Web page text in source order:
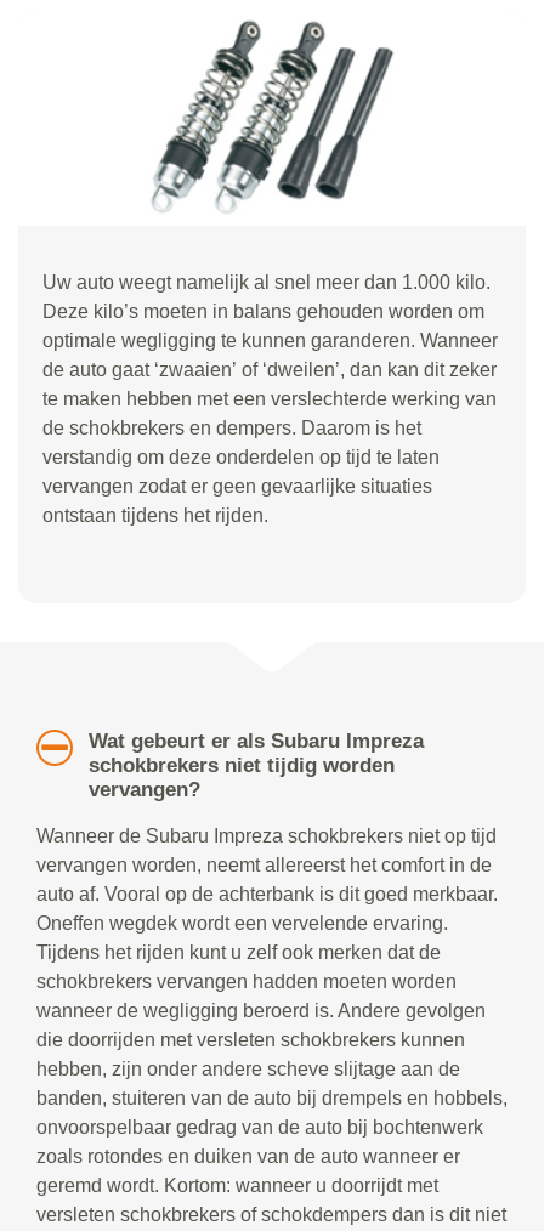
Uw auto weegt namelijk al snel meer dan 1.000 kilo.
Deze kilo’s moeten in balans gehouden worden om
optimale wegligging te kunnen garanderen. Wanneer
de auto gaat ‘zwaaien’ of ‘dweilen’, dan kan dit zeker
te maken hebben met een verslechterde werking van
de schokbrekers en dempers. Daarom is het
verstandig om deze onderdelen op tijd te laten
vervangen zodat er geen gevaarlijke situaties
ontstaan tijdens het rijden.
Wat gebeurt er als Subaru Impreza
schokbrekers niet tijdig worden
vervangen?
Wanneer de Subaru Impreza schokbrekers niet op tijd
vervangen worden, neemt allereerst het comfort in de
auto af. Vooral op de achterbank is dit goed merkbaar.
Oneffen wegdek wordt een vervelende ervaring.
Tijdens het rijden kunt u zelf ook merken dat de
schokbrekers vervangen hadden moeten worden
wanneer de wegligging beroerd is. Andere gevolgen
die doorrijden met versleten schokbrekers kunnen
hebben, zijn onder andere scheve slijtage aan de
banden, stuiteren van de auto bij drempels en hobbels,
onvoorspelbaar gedrag van de auto bij bochtenwerk
zoals rotondes en duiken van de auto wanneer er
geremd wordt. Kortom: wanneer u doorrijdt met
versleten schokbrekers of schokdempers dan is dit niet